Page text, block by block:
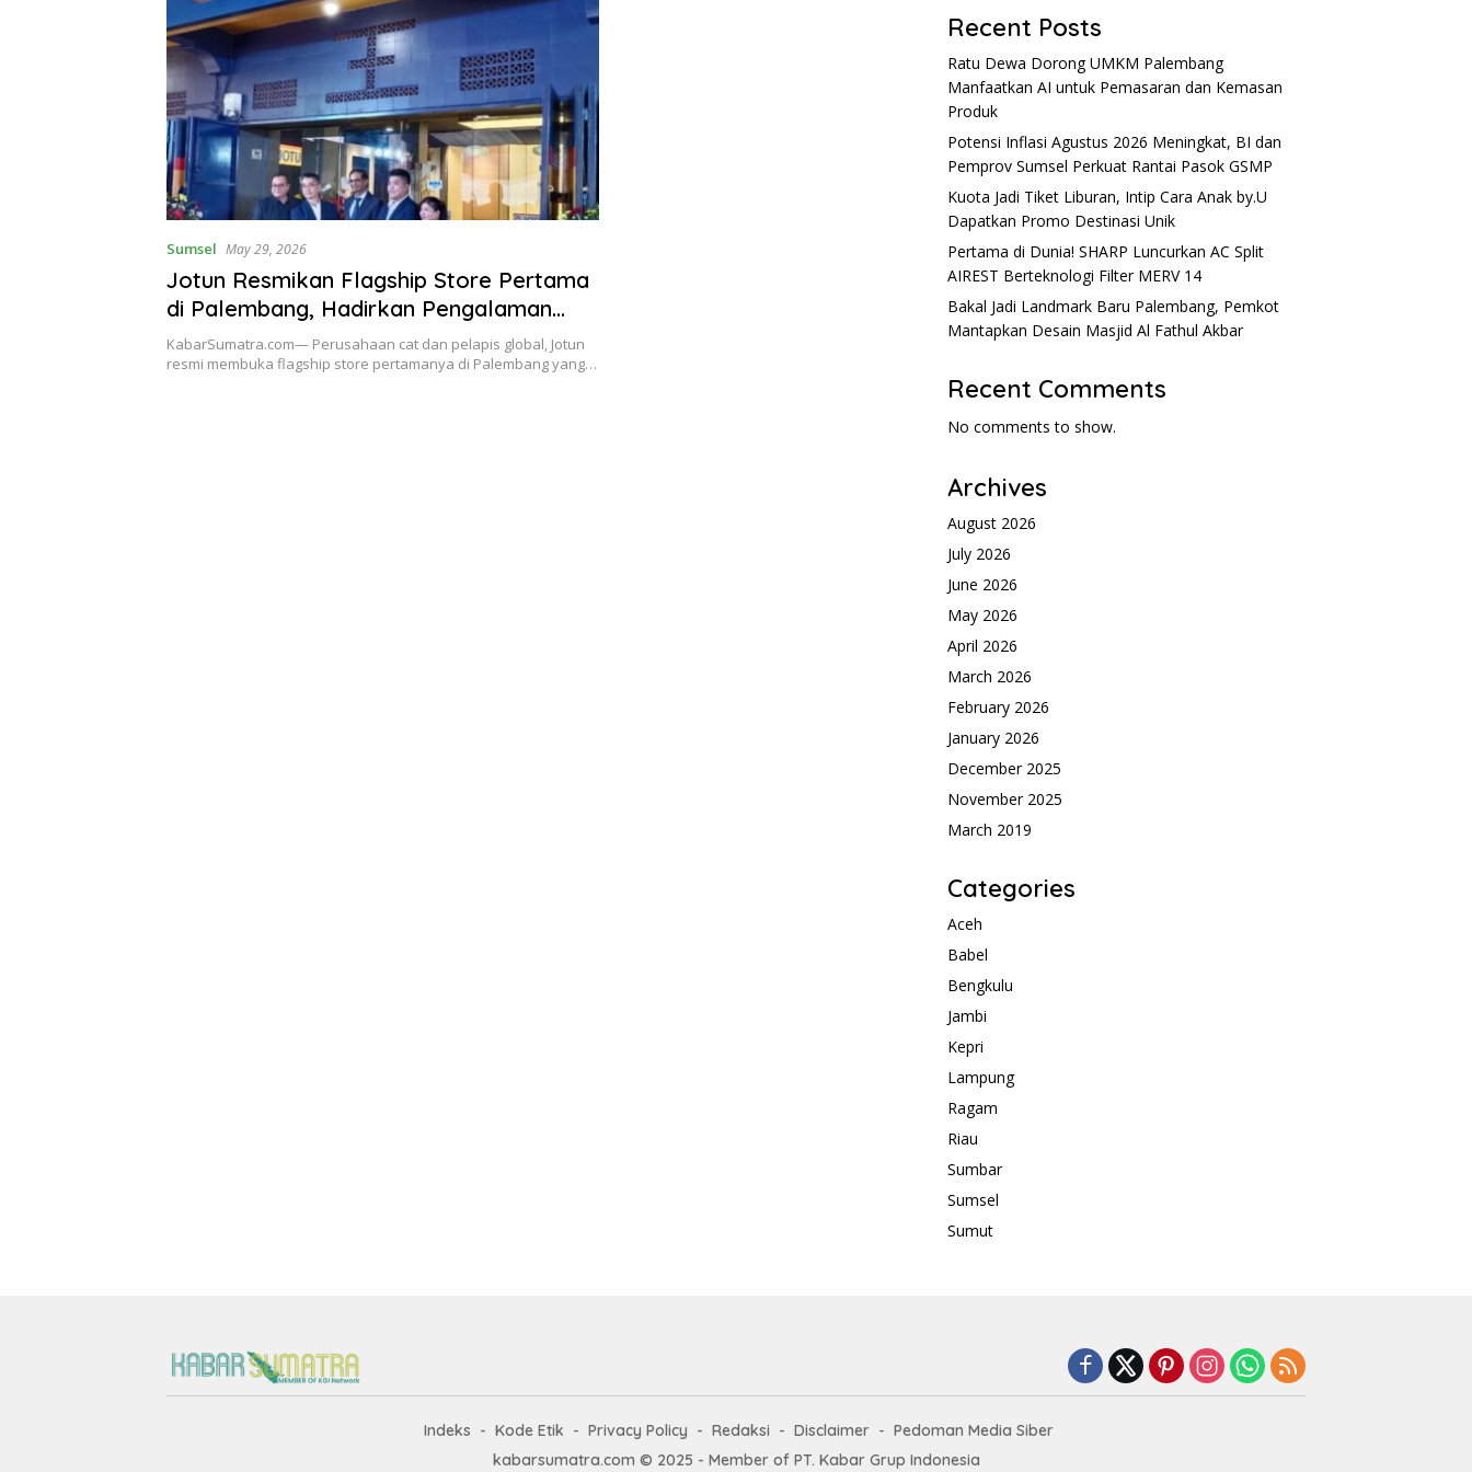
Sumsel May 29, 2026
Jotun Resmikan Flagship Store Pertama
di Palembang, Hadirkan Pengalaman
Memilih Cat Premium yang Lebih
Personal
KabarSumatra.com— Perusahaan cat dan pelapis global, Jotun
resmi membuka flagship store pertamanya di Palembang yang…
Recent Posts
Ratu Dewa Dorong UMKM Palembang
Manfaatkan AI untuk Pemasaran dan Kemasan
Produk
Potensi Inflasi Agustus 2026 Meningkat, BI dan
Pemprov Sumsel Perkuat Rantai Pasok GSMP
Kuota Jadi Tiket Liburan, Intip Cara Anak by.U
Dapatkan Promo Destinasi Unik
Pertama di Dunia! SHARP Luncurkan AC Split
AIREST Berteknologi Filter MERV 14
Bakal Jadi Landmark Baru Palembang, Pemkot
Mantapkan Desain Masjid Al Fathul Akbar
Recent Comments
No comments to show.
Archives
August 2026
July 2026
June 2026
May 2026
April 2026
March 2026
February 2026
January 2026
December 2025
November 2025
March 2019
Categories
Aceh
Babel
Bengkulu
Jambi
Kepri
Lampung
Ragam
Riau
Sumbar
Sumsel
Sumut
Indeks Kode Etik Privacy Policy Redaksi Disclaimer
Pedoman Media Siber
kabarsumatra.com © 2025 - Member of PT. Kabar Grup Indonesia